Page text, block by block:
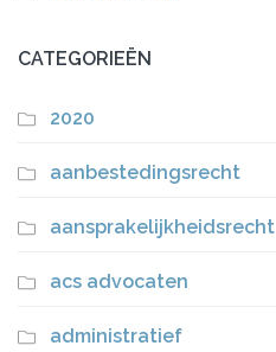
CATEGORIEËN
2020
aanbestedingsrecht
aansprakelijkheidsrecht
acs advocaten
administratief